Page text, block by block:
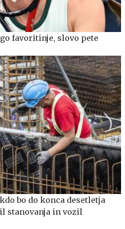
favoritinje, slovo pete
bo do konca desetletja
stanovanja in vozil